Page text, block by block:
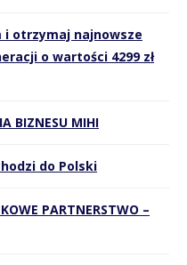
i otrzymaj najnowsze
o wartości 4299 zł
BIZNESU MIHI
do Polski
PARTNERSTWO –